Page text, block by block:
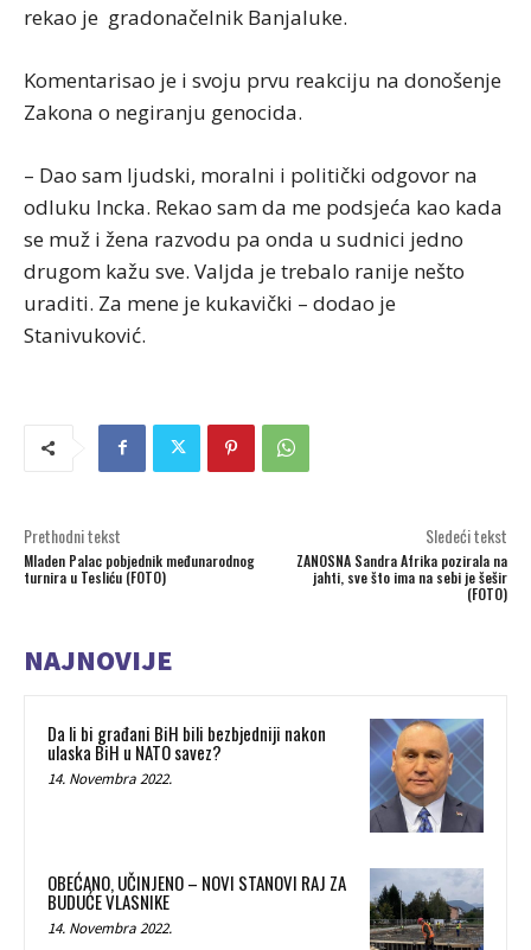
rekao je gradonačelnik Banjaluke.
Komentarisao je i svoju prvu reakciju na donošenje
Zakona o negiranju genocida.
– Dao sam ljudski, moralni i politički odgovor na
odluku Incka. Rekao sam da me podsjeća kao kada
se muž i žena razvodu pa onda u sudnici jedno
drugom kažu sve. Valjda je trebalo ranije nešto
uraditi. Za mene je kukavički – dodao je
Stanivuković.
Prethodni tekst
Mladen Palac pobjednik međunarodnog
turnira u Tesliću (FOTO)
Sledeći tekst
ZANOSNA Sandra Afrika pozirala na
jahti, sve što ima na sebi je šešir
(FOTO)
NAJNOVIJE
Da li bi građani BiH bili bezbjedniji nakon
ulaska BiH u NATO savez?
14. Novembra 2022.
OBEĆANO, UČINJENO – NOVI STANOVI RAJ ZA
BUDUĆE VLASNIKE
14. Novembra 2022.